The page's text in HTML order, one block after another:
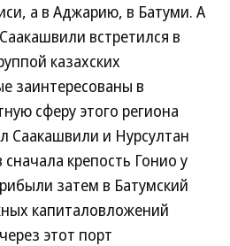
а в Аджарию, в Батуми. А
встретился в
казахских
заинтересованы в
сферу этого региона
Саакашвили и Нурсултан
крепость Гонио у
затем в Батумский
капиталовложений
этот порт